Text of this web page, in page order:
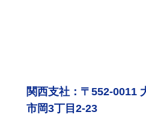
関西支社：〒552-0011
市岡3丁目2-23